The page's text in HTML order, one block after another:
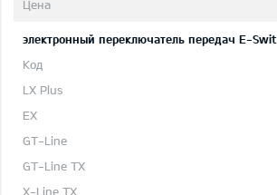
электронный переключатель передач E-